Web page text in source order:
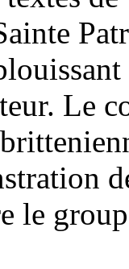
Le
le